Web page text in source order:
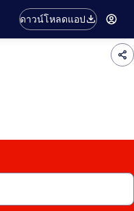
ดาวน์โหลดแอป